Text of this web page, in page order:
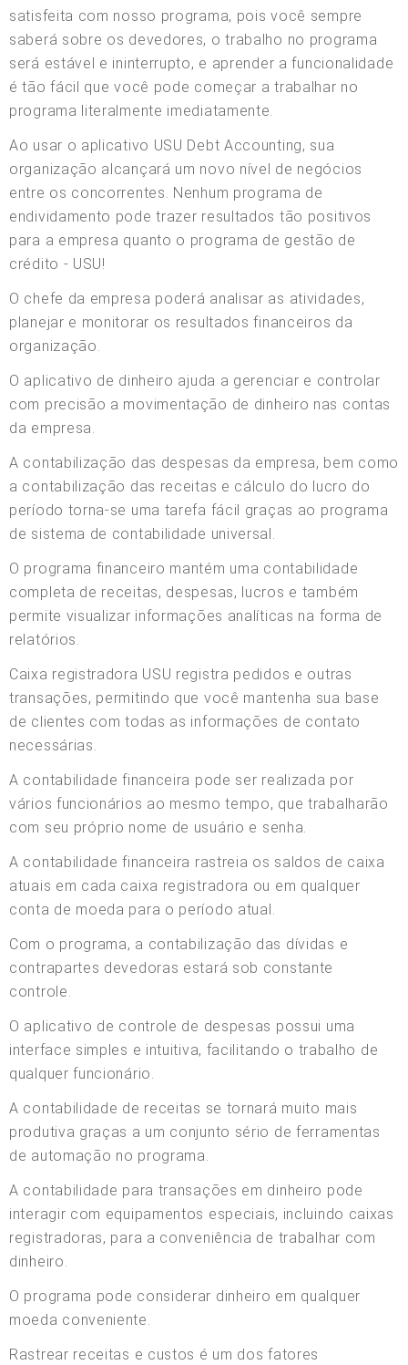
satisfeita com nosso programa, pois você sempre
saberá sobre os devedores, o trabalho no programa
será estável e ininterrupto, e aprender a funcionalidade
é tão fácil que você pode começar a trabalhar no
programa literalmente imediatamente.
Ao usar o aplicativo USU Debt Accounting, sua
organização alcançará um novo nível de negócios
entre os concorrentes. Nenhum programa de
endividamento pode trazer resultados tão positivos
para a empresa quanto o programa de gestão de
crédito - USU!
O chefe da empresa poderá analisar as atividades,
planejar e monitorar os resultados financeiros da
organização.
O aplicativo de dinheiro ajuda a gerenciar e controlar
com precisão a movimentação de dinheiro nas contas
da empresa.
A contabilização das despesas da empresa, bem como
a contabilização das receitas e cálculo do lucro do
período torna-se uma tarefa fácil graças ao programa
de sistema de contabilidade universal.
O programa financeiro mantém uma contabilidade
completa de receitas, despesas, lucros e também
permite visualizar informações analíticas na forma de
relatórios.
Caixa registradora USU registra pedidos e outras
transações, permitindo que você mantenha sua base
de clientes com todas as informações de contato
necessárias.
A contabilidade financeira pode ser realizada por
vários funcionários ao mesmo tempo, que trabalharão
com seu próprio nome de usuário e senha.
A contabilidade financeira rastreia os saldos de caixa
atuais em cada caixa registradora ou em qualquer
conta de moeda para o período atual.
Com o programa, a contabilização das dívidas e
contrapartes devedoras estará sob constante
controle.
O aplicativo de controle de despesas possui uma
interface simples e intuitiva, facilitando o trabalho de
qualquer funcionário.
A contabilidade de receitas se tornará muito mais
produtiva graças a um conjunto sério de ferramentas
de automação no programa.
A contabilidade para transações em dinheiro pode
interagir com equipamentos especiais, incluindo caixas
registradoras, para a conveniência de trabalhar com
dinheiro.
O programa pode considerar dinheiro em qualquer
moeda conveniente.
Rastrear receitas e custos é um dos fatores